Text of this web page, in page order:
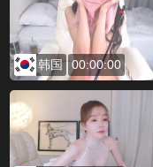
韩国 00:00:00